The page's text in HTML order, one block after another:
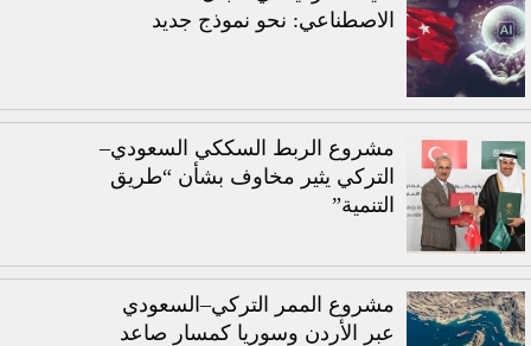
الاصطناعي: نحو نموذج جديد
مشروع الربط السككي السعودي–
التركي يثير مخاوف بشأن “طريق
التنمية”
مشروع الممر التركي–السعودي
عبر الأردن وسوريا كمسار صاعد